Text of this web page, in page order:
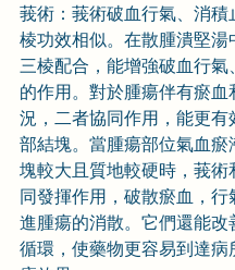
莪術：莪術破血行氣、消積
棱功效相似。在散腫潰堅湯
三棱配合，能增強破血行氣
的作用。對於腫瘍伴有瘀血
況，二者協同作用，能更有
部結塊。當腫瘍部位氣血瘀
塊較大且質地較硬時，莪術
同發揮作用，破散瘀血，行
進腫瘍的消散。它們還能改
循環，使藥物更容易到達病